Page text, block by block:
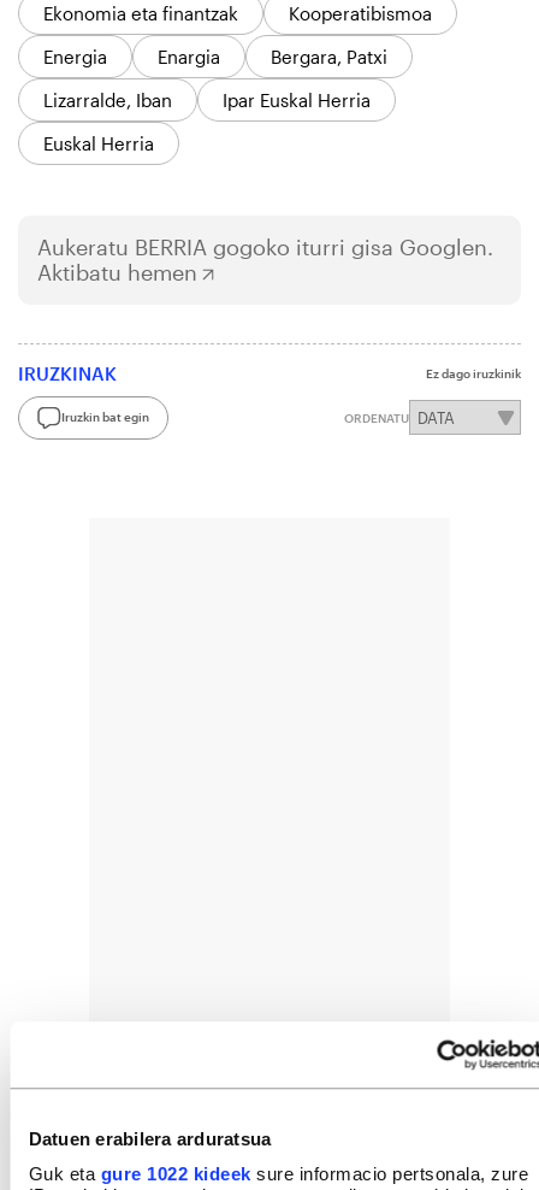
Datuen erabilera arduratsua
Guk eta gure 1022 kideek sure informacio pertsonala, zure
Ekonomia eta finantzak
Kooperatibismoa
Energia
Enargia
Bergara, Patxi
Lizarralde, Iban
Ipar Euskal Herria
Euskal Herria
Aukeratu BERRIA gogoko iturri gisa Googlen.
Aktibatu hemen
IRUZKINAK Ez dago iruzkinik
Iruzkin bat egin ORDENATU